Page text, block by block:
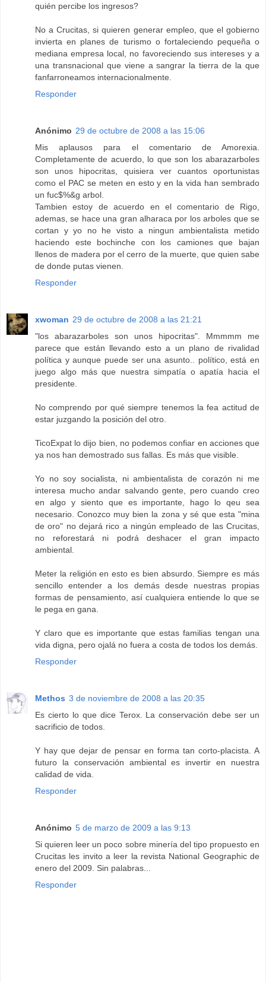
quién percibe los ingresos?
No a Crucitas, si quieren generar empleo, que el gobierno
invierta en planes de turismo o fortaleciendo pequeña o
mediana empresa local, no favoreciendo sus intereses y a
una transnacional que viene a sangrar la tierra de la que
fanfarroneamos internacionalmente.
Responder
Anónimo 29 de octubre de 2008 a las 15:06
Mis aplausos para el comentario de Amorexia.
Completamente de acuerdo, lo que son los abarazarboles
son unos hipocritas, quisiera ver cuantos oportunistas
como el PAC se meten en esto y en la vida han sembrado
un fuc$%&g arbol.
Tambien estoy de acuerdo en el comentario de Rigo,
ademas, se hace una gran alharaca por los arboles que se
cortan y yo no he visto a ningun ambientalista metido
haciendo este bochinche con los camiones que bajan
llenos de madera por el cerro de la muerte, que quien sabe
de donde putas vienen.
Responder
xwoman 29 de octubre de 2008 a las 21:21
"los abarazarboles son unos hipocritas". Mmmmm me
parece que están llevando esto a un plano de rivalidad
política y aunque puede ser una asunto.. político, está en
juego algo más que nuestra simpatía o apatía hacia el
presidente.
No comprendo por qué siempre tenemos la fea actitud de
estar juzgando la posición del otro.
TicoExpat lo dijo bien, no podemos confiar en acciones que
ya nos han demostrado sus fallas. Es más que visible.
Yo no soy socialista, ni ambientalista de corazón ni me
interesa mucho andar salvando gente, pero cuando creo
en algo y siento que es importante, hago lo qeu sea
necesario. Conozco muy bien la zona y sé que esta "mina
de oro" no dejará rico a ningún empleado de las Crucitas,
no reforestará ni podrá deshacer el gran impacto
ambiental.
Meter la religión en esto es bien absurdo. Siempre es más
sencillo entender a los demás desde nuestras propias
formas de pensamiento, así cualquiera entiende lo que se
le pega en gana.
Y claro que es importante que estas familias tengan una
vida digna, pero ojalá no fuera a costa de todos los demás.
Responder
Methos 3 de noviembre de 2008 a las 20:35
Es cierto lo que dice Terox. La conservación debe ser un
sacrificio de todos.
Y hay que dejar de pensar en forma tan corto-placista. A
futuro la conservación ambiental es invertir en nuestra
calidad de vida.
Responder
Anónimo 5 de marzo de 2009 a las 9:13
Si quieren leer un poco sobre minería del tipo propuesto en
Crucitas les invito a leer la revista National Geographic de
enero del 2009. Sin palabras...
Responder